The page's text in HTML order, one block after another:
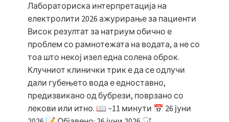
Лабораториска интерпретација на
електролити 2026 ажурирање за пациенти
Висок резултат за натриум обично е
проблем со рамнотежата на водата, а не со
тоа што некој изел една солена оброк.
Клучниот клинички трик е да се одлучи
дали губењето вода е едноставно,
предизвикано од бубрези, поврзано со
лекови или итно. 📖 ~11 минути 📅 26 јуни